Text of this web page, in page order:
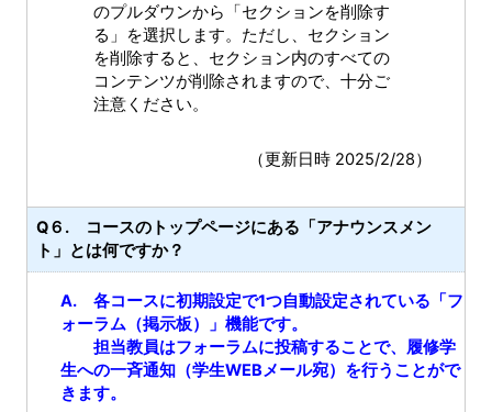
のプルダウンから「セクションを削除す
る」を選択します。ただし、セクション
を削除すると、セクション内のすべての
コンテンツが削除されますので、十分ご
注意ください。
（更新日時 2025/2/28）
Q６. コースのトップページにある「アナウンスメン
ト」とは何ですか？
A. 各コースに初期設定で1つ自動設定されている「フ
ォーラム（掲示板）」機能です。
担当教員はフォーラムに投稿することで、履修学
生への一斉通知（学生WEBメール宛）を行うことがで
きます。